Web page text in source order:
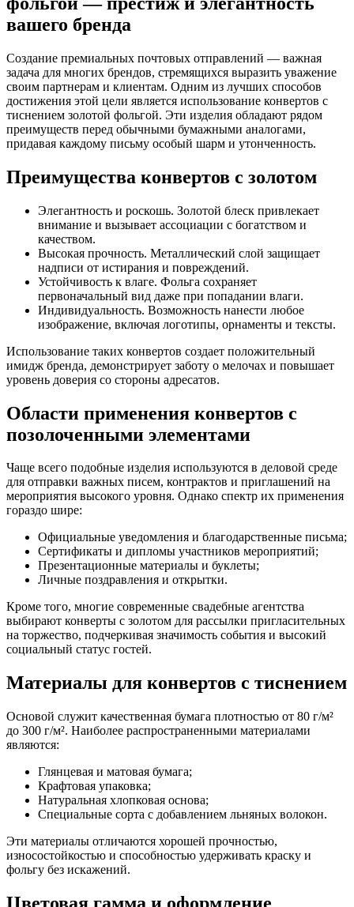
вашего бренда
Создание премиальных почтовых отправлений — важная
задача для многих брендов, стремящихся выразить уважение
своим партнерам и клиентам. Одним из лучших способов
достижения этой цели является использование конвертов с
тиснением золотой фольгой. Эти изделия обладают рядом
преимуществ перед обычными бумажными аналогами,
придавая каждому письму особый шарм и утонченность.
Преимущества конвертов с золотом
Элегантность и роскошь. Золотой блеск привлекает
внимание и вызывает ассоциации с богатством и
качеством.
Высокая прочность. Металлический слой защищает
надписи от истирания и повреждений.
Устойчивость к влаге. Фольга сохраняет
первоначальный вид даже при попадании влаги.
Индивидуальность. Возможность нанести любое
изображение, включая логотипы, орнаменты и тексты.
Использование таких конвертов создает положительный
имидж бренда, демонстрирует заботу о мелочах и повышает
уровень доверия со стороны адресатов.
Области применения конвертов с
позолоченными элементами
Чаще всего подобные изделия используются в деловой среде
для отправки важных писем, контрактов и приглашений на
мероприятия высокого уровня. Однако спектр их применения
гораздо шире:
Официальные уведомления и благодарственные письма;
Сертификаты и дипломы участников мероприятий;
Презентационные материалы и буклеты;
Личные поздравления и открытки.
Кроме того, многие современные свадебные агентства
выбирают конверты с золотом для рассылки пригласительных
на торжество, подчеркивая значимость события и высокий
социальный статус гостей.
Материалы для конвертов с тиснением
Основой служит качественная бумага плотностью от 80 г/м²
до 300 г/м². Наиболее распространенными материалами
являются:
Глянцевая и матовая бумага;
Крафтовая упаковка;
Натуральная хлопковая основа;
Специальные сорта с добавлением льняных волокон.
Эти материалы отличаются хорошей прочностью,
износостойкостью и способностью удерживать краску и
фольгу без искажений.